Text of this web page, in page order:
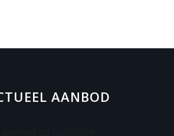
AANBOD